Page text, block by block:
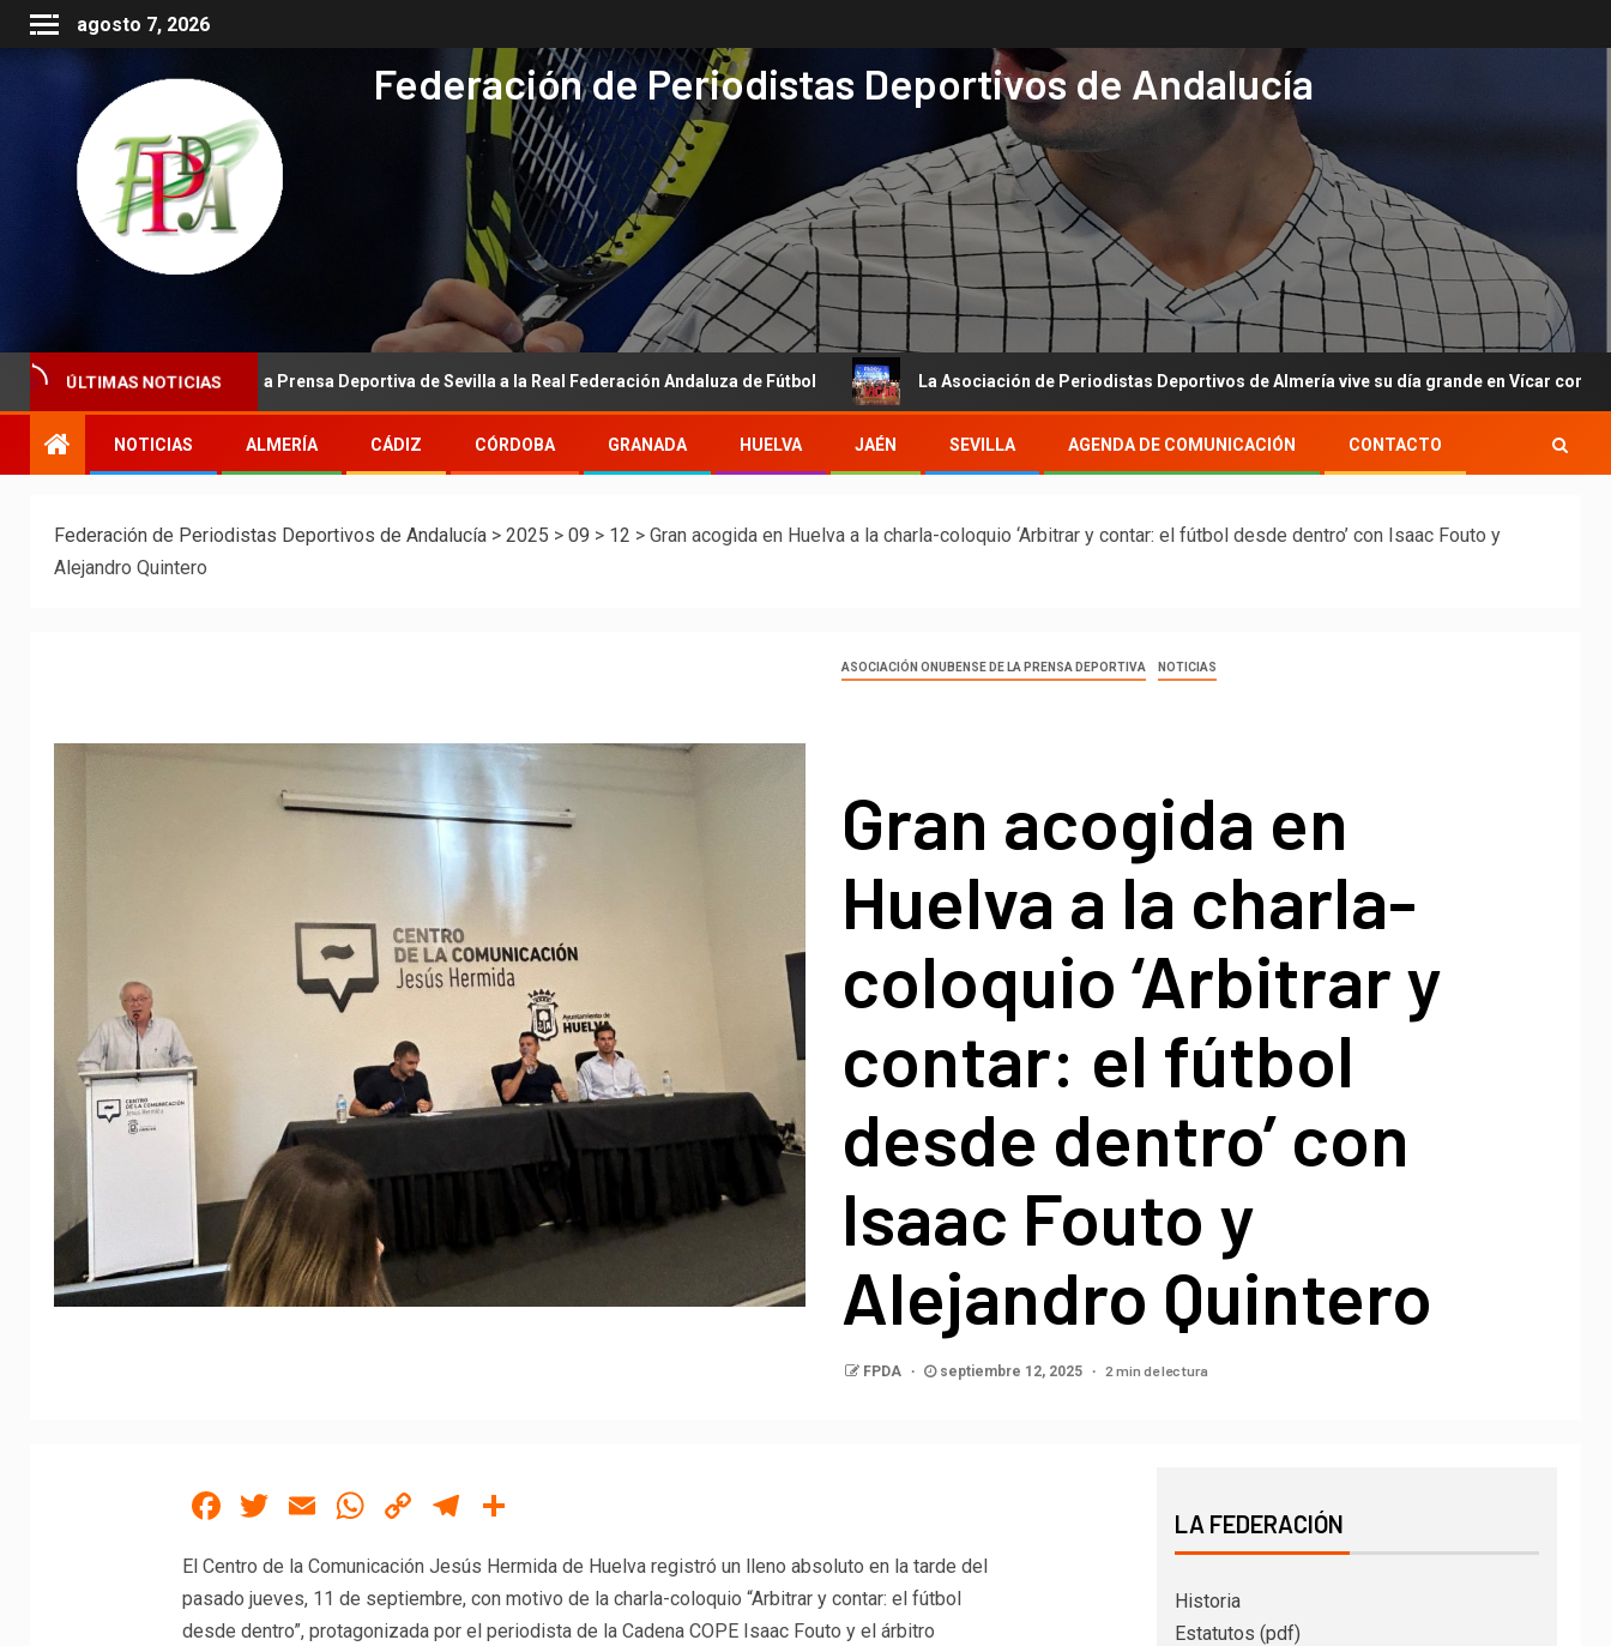
agosto 7, 2026
Federación de Periodistas Deportivos de Andalucía
ÚLTIMAS NOTICIAS
Asociación de la Prensa Deportiva de Sevilla a la Real Federación Andaluza de Fútbol La Asociación de Periodistas Deportivos de Almería vive su día grande en Vícar con su gala anual
NOTICIAS ALMERÍA CÁDIZ CÓRDOBA GRANADA HUELVA JAÉN SEVILLA AGENDA DE COMUNICACIÓN CONTACTO
Federación de Periodistas Deportivos de Andalucía > 2025 > 09 > 12 > Gran acogida en Huelva a la charla-coloquio ‘Arbitrar y contar: el fútbol desde dentro’ con Isaac Fouto y
Alejandro Quintero
ASOCIACIÓN ONUBENSE DE LA PRENSA DEPORTIVA NOTICIAS
Gran acogida en
Huelva a la charla-
coloquio ‘Arbitrar y
contar: el fútbol
desde dentro’ con
Isaac Fouto y
Alejandro Quintero
FPDA septiembre 12, 2025 2 min de lectura
Facebook
Twitter
EmailWhatsApp
CopyTelegram
El Centro de la Comunicación Jesús Hermida de Huelva registró un lleno absoluto en la tarde del
pasado jueves, 11 de septiembre, con motivo de la charla-coloquio “Arbitrar y contar: el fútbol
desde dentro”, protagonizada por el periodista de la Cadena COPE Isaac Fouto y el árbitro
LA FEDERACIÓN
Historia
Estatutos (pdf)